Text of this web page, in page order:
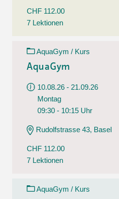
CHF 112.00
7 Lektionen
AquaGym / Kurs
AquaGym
10.08.26 - 21.09.26
Montag
09:30 - 10:15 Uhr
Rudolfstrasse 43, Basel
CHF 112.00
7 Lektionen
AquaGym / Kurs